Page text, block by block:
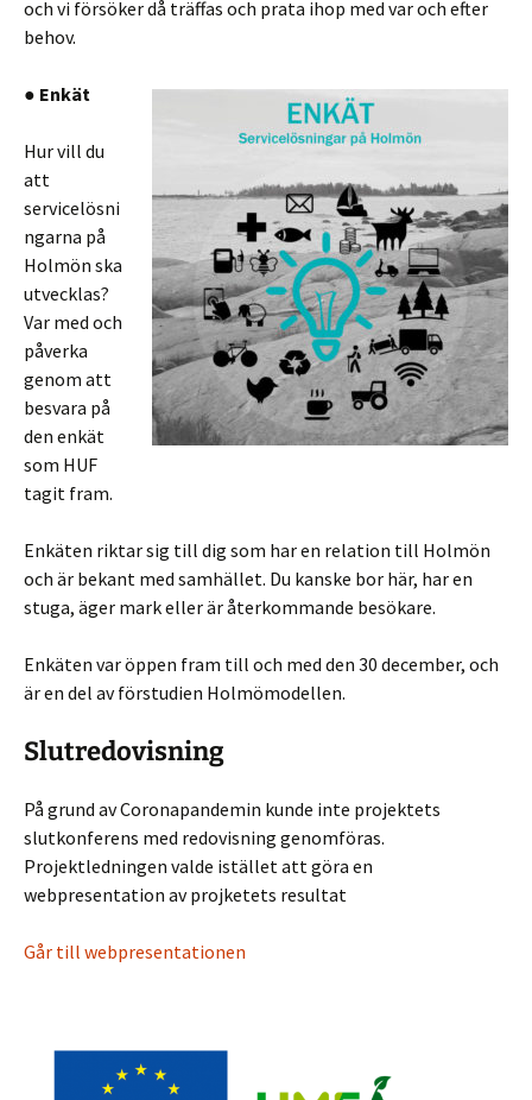
och vi försöker då träffas och prata ihop med var och efter
behov.
● Enkät
Hur vill du
att
servicelösni
ngarna på
Holmön ska
utvecklas?
Var med och
påverka
genom att
besvara på
den enkät
som HUF
tagit fram.
Enkäten riktar sig till dig som har en relation till Holmön
och är bekant med samhället. Du kanske bor här, har en
stuga, äger mark eller är återkommande besökare.
Enkäten var öppen fram till och med den 30 december, och
är en del av förstudien Holmömodellen.
Slutredovisning
På grund av Coronapandemin kunde inte projektets
slutkonferens med redovisning genomföras.
Projektledningen valde istället att göra en
webpresentation av projketets resultat
Går till webpresentationen